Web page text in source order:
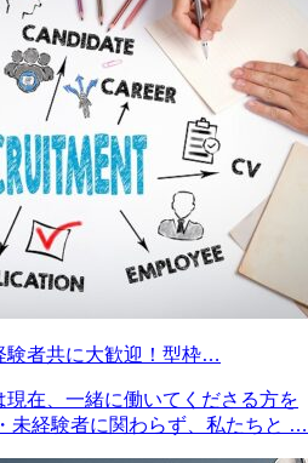
験者共に大歓迎！型枠…
在、一緒に働いてくださる方を
未経験者に関わらず、私たちと …